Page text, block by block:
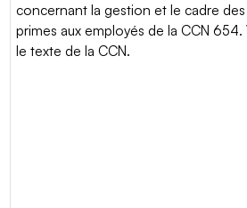
concernant la gestion et le cadre des
primes aux employés de la CCN 654.
le texte de la CCN.